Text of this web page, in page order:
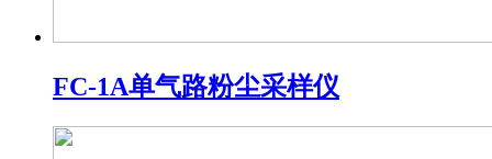
FC-1A单气路粉尘采样仪